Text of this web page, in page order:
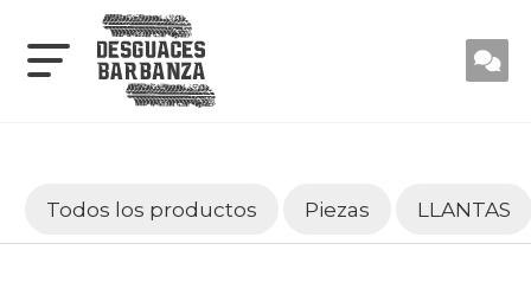
Todos los productos Piezas LLANTAS